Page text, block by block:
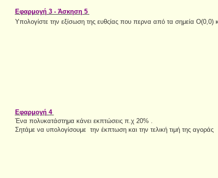
Εφαρμογή 3 - Άσκηση 5
Υπολογίστε την εξίσωση της ευθςίας που περνα από τα σημεία Ο(0,0)
Εφαρμογή 4
Ένα πολυκατάστημα κάνει εκπτώσεις π.χ 20% .
Σητάμε να υπολογίσουμε την έκπτωση και την τελική τιμή της αγοράς